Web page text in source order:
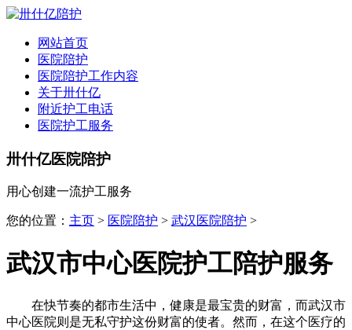
网站首页
医院陪护
医院陪护工作内容
关于卅什亿
附近护工电话
医院护工服务
卅什亿医院陪护
用心创建一流护工服务
您的位置： 主页 > 医院陪护 > 武汉医院陪护 >
武汉市中心医院护工陪护服务
在快节奏的都市生活中，健康是最宝贵的财富，而武汉市
中心医院则是无私守护这份财富的使者。然而，在这个医疗的